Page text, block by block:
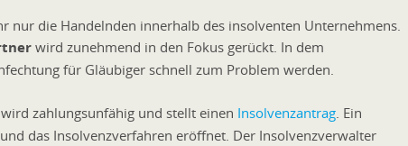
nur die Handelnden innerhalb des insolventen Unternehmens.
wird zunehmend in den Fokus gerückt. In dem
für Gläubiger schnell zum Problem werden.
zahlungsunfähig und stellt einen Insolvenzantrag. Ein
das Insolvenzverfahren eröffnet. Der Insolvenzverwalter